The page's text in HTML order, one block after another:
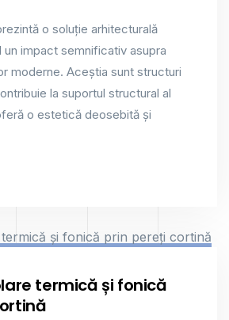
o soluție arhitecturală
un impact semnificativ asupra
moderne. Aceștia sunt structuri
la suportul structural al
o estetică deosebită și
termică și fonică